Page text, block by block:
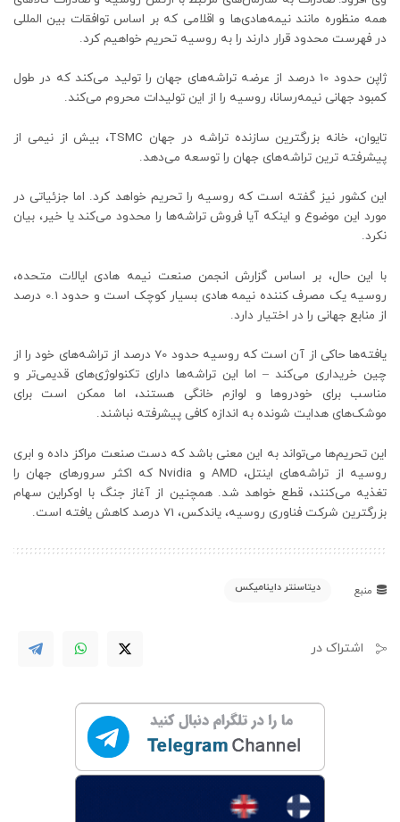
همه منظوره مانند نیمه‌هادی‌ها و اقلامی که بر اساس توافقات بین المللی
در فهرست محدود قرار دارند را به روسیه تحریم خواهیم کرد.
ژاپن حدود 10 درصد از عرضه تراشه‌های جهان را تولید می‌کند که در طول
کمبود جهانی نیمه‌رسانا، روسیه را از این تولیدات محروم می‌کند.
تایوان، خانه بزرگترین سازنده تراشه در جهان TSMC، بیش از نیمی از
پیشرفته ترین تراشه‌های جهان را توسعه می‌دهد.
این کشور نیز گفته است که روسیه را تحریم خواهد کرد. اما جزئیاتی در
مورد این موضوع و اینکه آیا فروش تراشه‌ها را محدود می‌کند یا خیر، بیان
نکرد.
با این حال، بر اساس گزارش انجمن صنعت نیمه هادی ایالات متحده،
روسیه یک مصرف کننده نیمه هادی بسیار کوچک است و حدود 0.1 درصد
از منابع جهانی را در اختیار دارد.
یافته‌ها حاکی از آن است که روسیه حدود 70 درصد از تراشه‌های خود را از
چین خریداری می‌کند – اما این تراشه‌ها دارای تکنولوژی‌های قدیمی‌تر و
مناسب برای خودروها و لوازم خانگی هستند، اما ممکن است برای
موشک‌های هدایت شونده به اندازه کافی پیشرفته نباشند.
این تحریم‌ها می‌تواند به این معنی باشد که دست صنعت مراکز داده و ابری
روسیه از تراشه‌های اینتل، AMD و Nvidia که اکثر سرورهای جهان را
تغذیه می‌کنند، قطع خواهد شد. همچنین از آغاز جنگ با اوکراین سهام
بزرگترین شرکت فناوری روسیه، یاندکس، 71 درصد کاهش یافته است.
منبع دیتاسنتر داینامیکس
اشتراک در